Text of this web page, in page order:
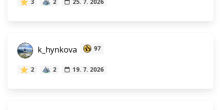
k_hynkova 97
2 2 19. 7. 2026